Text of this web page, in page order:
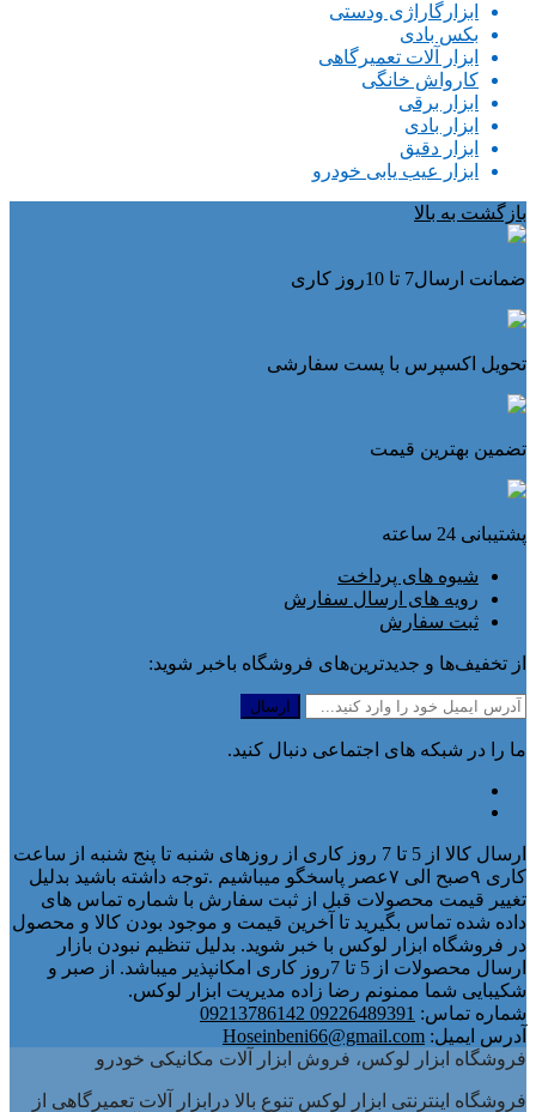
ابزارگاراژی ودستی
بکس بادی
ابزار آلات تعمیرگاهی
کارواش خانگی
ابزار برقی
ابزار بادی
ابزار دقیق
ابزار عیب یابی خودرو
بازگشت به بالا
ضمانت ارسال7 تا 10روز کاری
تحویل اکسپرس با پست سفارشی
تضمین بهترین قیمت
پشتیبانی 24 ساعته
شیوه های پرداخت
رویه های ارسال سفارش
ثبت سفارش
از تخفیف‌ها و جدیدترین‌های فروشگاه باخبر شوید:
ما را در شبکه های اجتماعی دنبال کنید.
ارسال کالا از 5 تا 7 روز کاری از روزهای شنبه تا پنج شنبه از ساعت
کاری ۹صبح الی ۷عصر پاسخگو میباشیم .توجه داشته باشید بدلیل
تغییر قیمت محصولات قبل از ثبت سفارش با شماره تماس های
داده شده تماس بگیرید تا آخرین قیمت و موجود بودن کالا و محصول
در فروشگاه ابزار لوکس با خبر شوید. بدلیل تنظیم نبودن بازار
ارسال محصولات از 5 تا 7روز کاری امکانپذیر میباشد. از صبر و
شکیبایی شما ممنونم رضا زاده مدیریت ابزار لوکس.
شماره تماس: 09226489391 09213786142
آدرس ایمیل: Hoseinbeni66@gmail.com
فروشگاه ابزار لوکس، فروش ابزار آلات مکانیکی خودرو
فروشگاه اینترنتی ابزار لوکس تنوع بالا درابزار آلات تعمیرگاهی از